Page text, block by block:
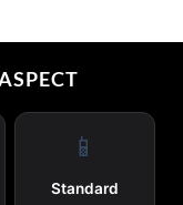
📱
Standard